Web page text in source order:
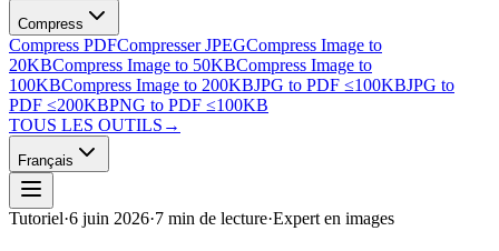
Compress
Compress PDFCompresser JPEGCompress Image to
20KBCompress Image to 50KBCompress Image to
100KBCompress Image to 200KBJPG to PDF ≤100KBJPG to
PDF ≤200KBPNG to PDF ≤100KB
TOUS LES OUTILS →
Français
Tutoriel·6 juin 2026·7 min de lecture·Expert en images